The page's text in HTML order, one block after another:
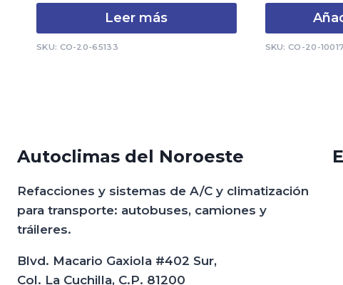
Leer más
SKU: CO-20-65133 SKU: CO-20-10017
Autoclimas del Noroeste
Refacciones y sistemas de A/C y climatización
para transporte: autobuses, camiones y
tráileres.
Blvd. Macario Gaxiola #402 Sur,
Col. La Cuchilla, C.P. 81200